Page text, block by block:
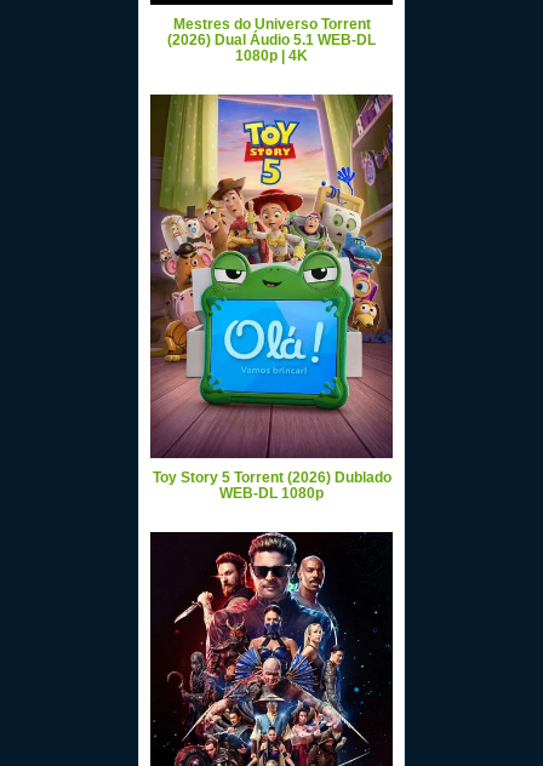
Mestres do Universo Torrent
(2026) Dual Áudio 5.1 WEB-DL
1080p | 4K
Toy Story 5 Torrent (2026) Dublado
WEB-DL 1080p